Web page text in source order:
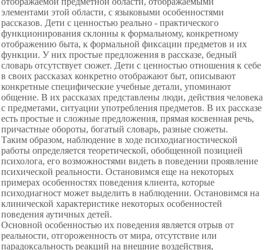
элементами этой области, с языковыми особенностями
рассказов. Дети с ценностью реально - практического
функционирования склонны к формальному, конкретному
отображению быта, к формальной фиксации предметов и их
функции. У них простые предложения в рассказе, бедный
словарь отсутствует сюжет. Дети с ценностью отношения к себе
в своих рассказах конкретно отображают быт, описывают
конкретные специфические учебные детали, упоминают
общение. В их рассказах представлены люди, действия человека
с предметами, ситуации употребления предметов. В их рассказе
есть простые и сложные предложения, прямая косвенная речь,
причастные обороты, богатый словарь, разные сюжеты.
Таким образом, наблюдение в ходе психодиагностической
работы определяется теоретической, обобщенной позицией
психолога, его возможностями видеть в поведении проявление
психической реальности. Остановимся еще на некоторых
примерах особенностях поведения клиента, которые
психодиагност может выделить в наблюдении. Остановимся на
клинической характеристике некоторых особенностей
поведения аутичных детей.
Основной особенностью их поведения является отрыв от
реальности, отгороженность от мира, отсутствие или
парадоксальность peaкций на внешние воздействия,